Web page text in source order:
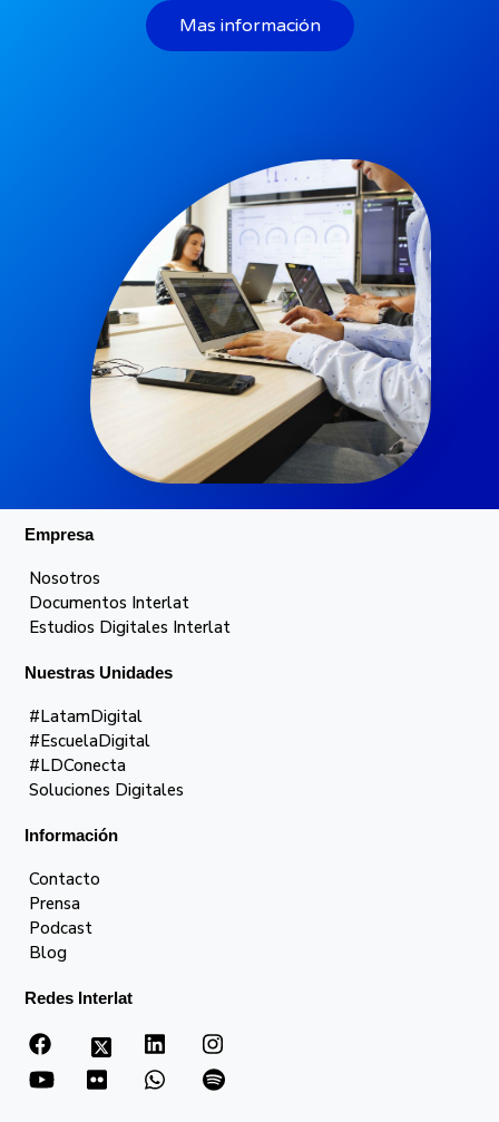
Mas información
Empresa
Nosotros
Documentos Interlat
Estudios Digitales Interlat
Nuestras Unidades
#LatamDigital
#EscuelaDigital
#LDConecta
Soluciones Digitales
Información
Contacto
Prensa
Podcast
Blog
Redes Interlat